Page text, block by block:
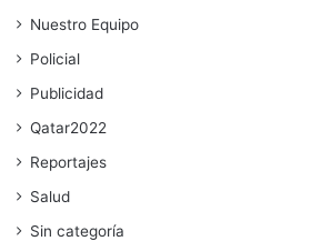
Nuestro Equipo
Policial
Publicidad
Qatar2022
Reportajes
Salud
Sin categoría